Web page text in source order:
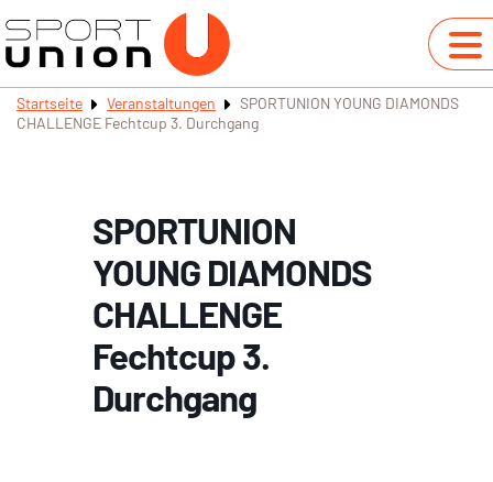
Startseite Veranstaltungen
SPORTUNION YOUNG DIAMONDS
CHALLENGE Fechtcup 3. Durchgang
SPORTUNION
YOUNG DIAMONDS
CHALLENGE
Fechtcup 3.
Durchgang